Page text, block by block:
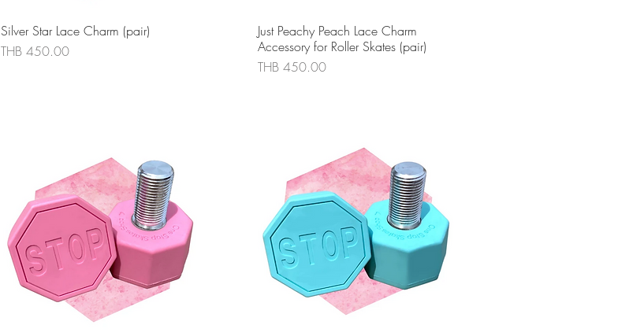
ดูข้อมูลด่วน
Silver Star Lace Charm (pair)
ราคา
THB 450.00
ดูข้อมูลด่วน
Just Peachy Peach Lace Charm
Accessory for Roller Skates (pair)
ราคา
THB 450.00